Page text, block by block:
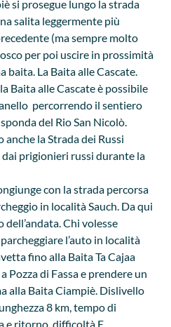
si prosegue lungo la strada
salita leggermente più
(ma sempre molto
per poi uscire in prossimità
baita. La Baita alle Cascate.
Baita alle Cascate è possibile
percorrendo il sentiero
del Rio San Nicolò.
la Strada dei Russi
prigionieri russi durante la
con la strada percorsa
in località Sauch. Da qui
Chi volesse
l’auto in località
fino alla Baita Ta Cajaa
Pozza di Fassa e prendere un
alla Baita Ciampiè. Dislivello
8 km, tempo di
e ritorno, difficoltà E.